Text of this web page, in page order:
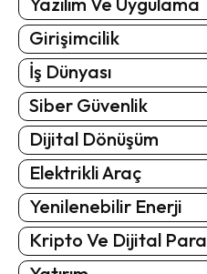
Girişimcilik
İş Dünyası
Siber Güvenlik
Dijital Dönüşüm
Elektrikli Araç
Yenilenebilir Enerji
Kripto Ve Dijital Para